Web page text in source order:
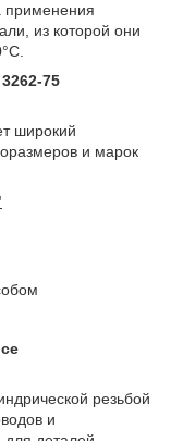
применения
из которой они
75
широкий
и марок
резьбой
и